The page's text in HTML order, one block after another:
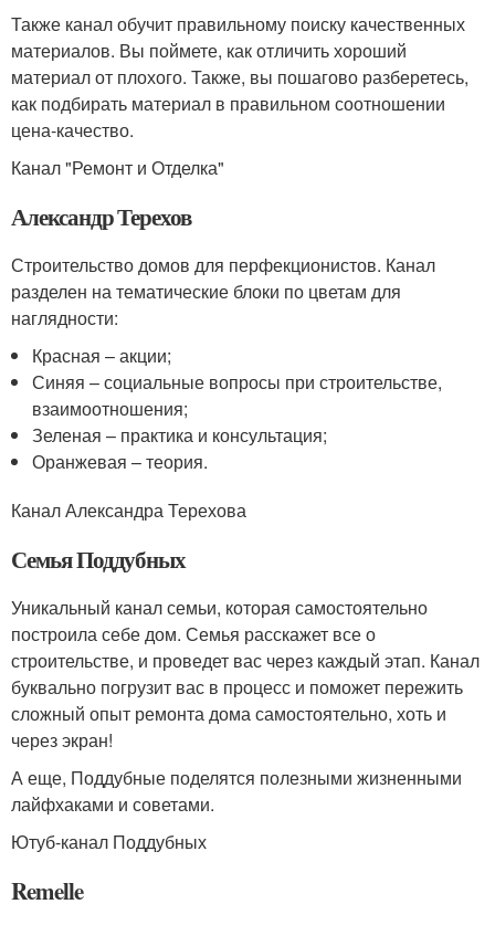
Также канал обучит правильному поиску качественных
материалов. Вы поймете, как отличить хороший
материал от плохого. Также, вы пошагово разберетесь,
как подбирать материал в правильном соотношении
цена-качество.
Канал "Ремонт и Отделка"
Александр Терехов
Строительство домов для перфекционистов. Канал
разделен на тематические блоки по цветам для
наглядности:
Красная – акции;
Синяя – социальные вопросы при строительстве,
взаимоотношения;
Зеленая – практика и консультация;
Оранжевая – теория.
Канал Александра Терехова
Семья Поддубных
Уникальный канал семьи, которая самостоятельно
построила себе дом. Семья расскажет все о
строительстве, и проведет вас через каждый этап. Канал
буквально погрузит вас в процесс и поможет пережить
сложный опыт ремонта дома самостоятельно, хоть и
через экран!
А еще, Поддубные поделятся полезными жизненными
лайфхаками и советами.
Ютуб-канал Поддубных
Remelle